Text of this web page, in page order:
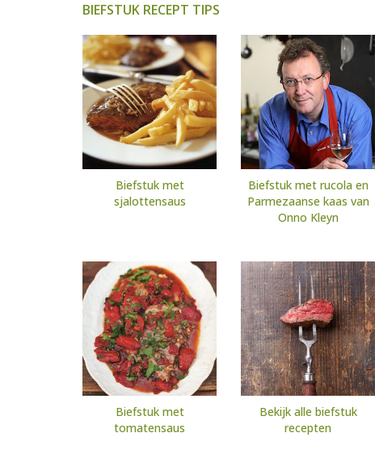
BIEFSTUK RECEPT TIPS
Biefstuk met
sjalottensaus
Biefstuk met rucola en
Parmezaanse kaas van
Onno Kleyn
Biefstuk met
tomatensaus
Bekijk alle biefstuk
recepten